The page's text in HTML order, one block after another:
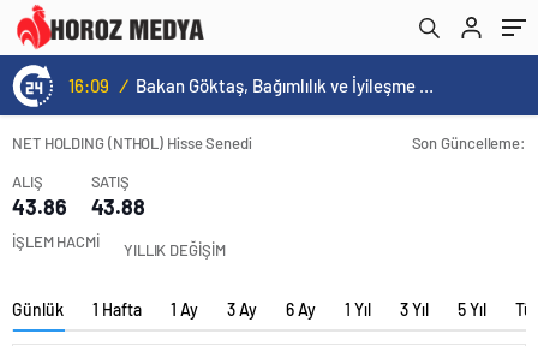
16:09 / Bakan Göktaş, Bağımlılık ve İyileşme Konulu Kadın Forumu’nda konuştu:
NET HOLDING (NTHOL) Hisse Senedi
Son Güncelleme:
ALIŞ
43.86
SATIŞ
43.88
İŞLEM HACMİ YILLIK DEĞİŞİM
Günlük 1 Hafta 1 Ay 3 Ay 6 Ay 1 Yıl 3 Yıl 5 Yıl